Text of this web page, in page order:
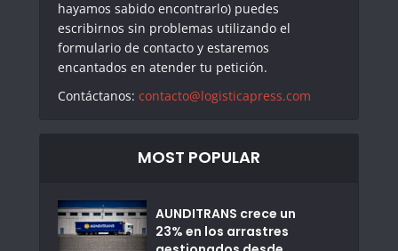
hayamos sabido encontrarlo) puedes
escribirnos sin problemas utilizando el
formulario de contacto y estaremos
encantados en atender tu petición.
Contáctanos: contacto@logisticapress.com
MOST POPULAR
AUNDITRANS crece un
23% en los arrastres